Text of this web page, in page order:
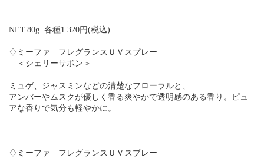
NET.80g 各種1.320円(税込)
♢ミーファ フレグランスＵＶスプレー
＜シェリーサボン＞
ミュゲ、ジャスミンなどの清楚なフローラルと、
アンバーやムスクが優しく香る爽やかで透明感のある香り。ピュ
アな香りで気分も軽やかに。
♢ミーファ フレグランスＵＶスプレー